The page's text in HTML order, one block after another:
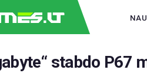
stabdo P67